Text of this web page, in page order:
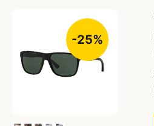
-25%